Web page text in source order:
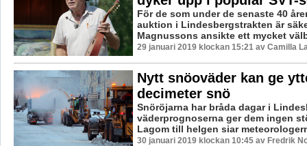
För de som under de senaste 40
auktion i Lindesbergstrakten är
Magnussons ansikte ett mycket
29 januari 2019 klockan 15:21 av Camilla
Nytt snöoväder kan ge
decimeter snö
Snöröjarna har bråda dagar i
väderprognoserna ger dem ingen
Lagom till helgen siar
30 januari 2019 klockan 10:45 av Fredrik